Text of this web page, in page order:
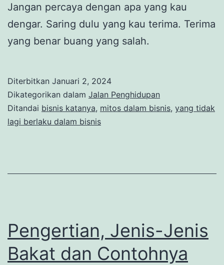
Jangan percaya dengan apa yang kau
dengar. Saring dulu yang kau terima. Terima
yang benar buang yang salah.
Diterbitkan Januari 2, 2024
Dikategorikan dalam Jalan Penghidupan
Ditandai bisnis katanya, mitos dalam bisnis, yang tidak
lagi berlaku dalam bisnis
Pengertian, Jenis-Jenis
Bakat dan Contohnya